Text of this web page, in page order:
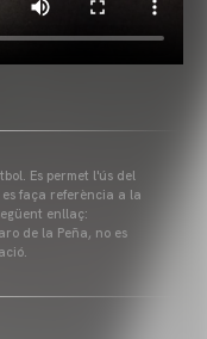
Es permet l'ús del
faça referència a la
enllaç:
de la Peña, no es